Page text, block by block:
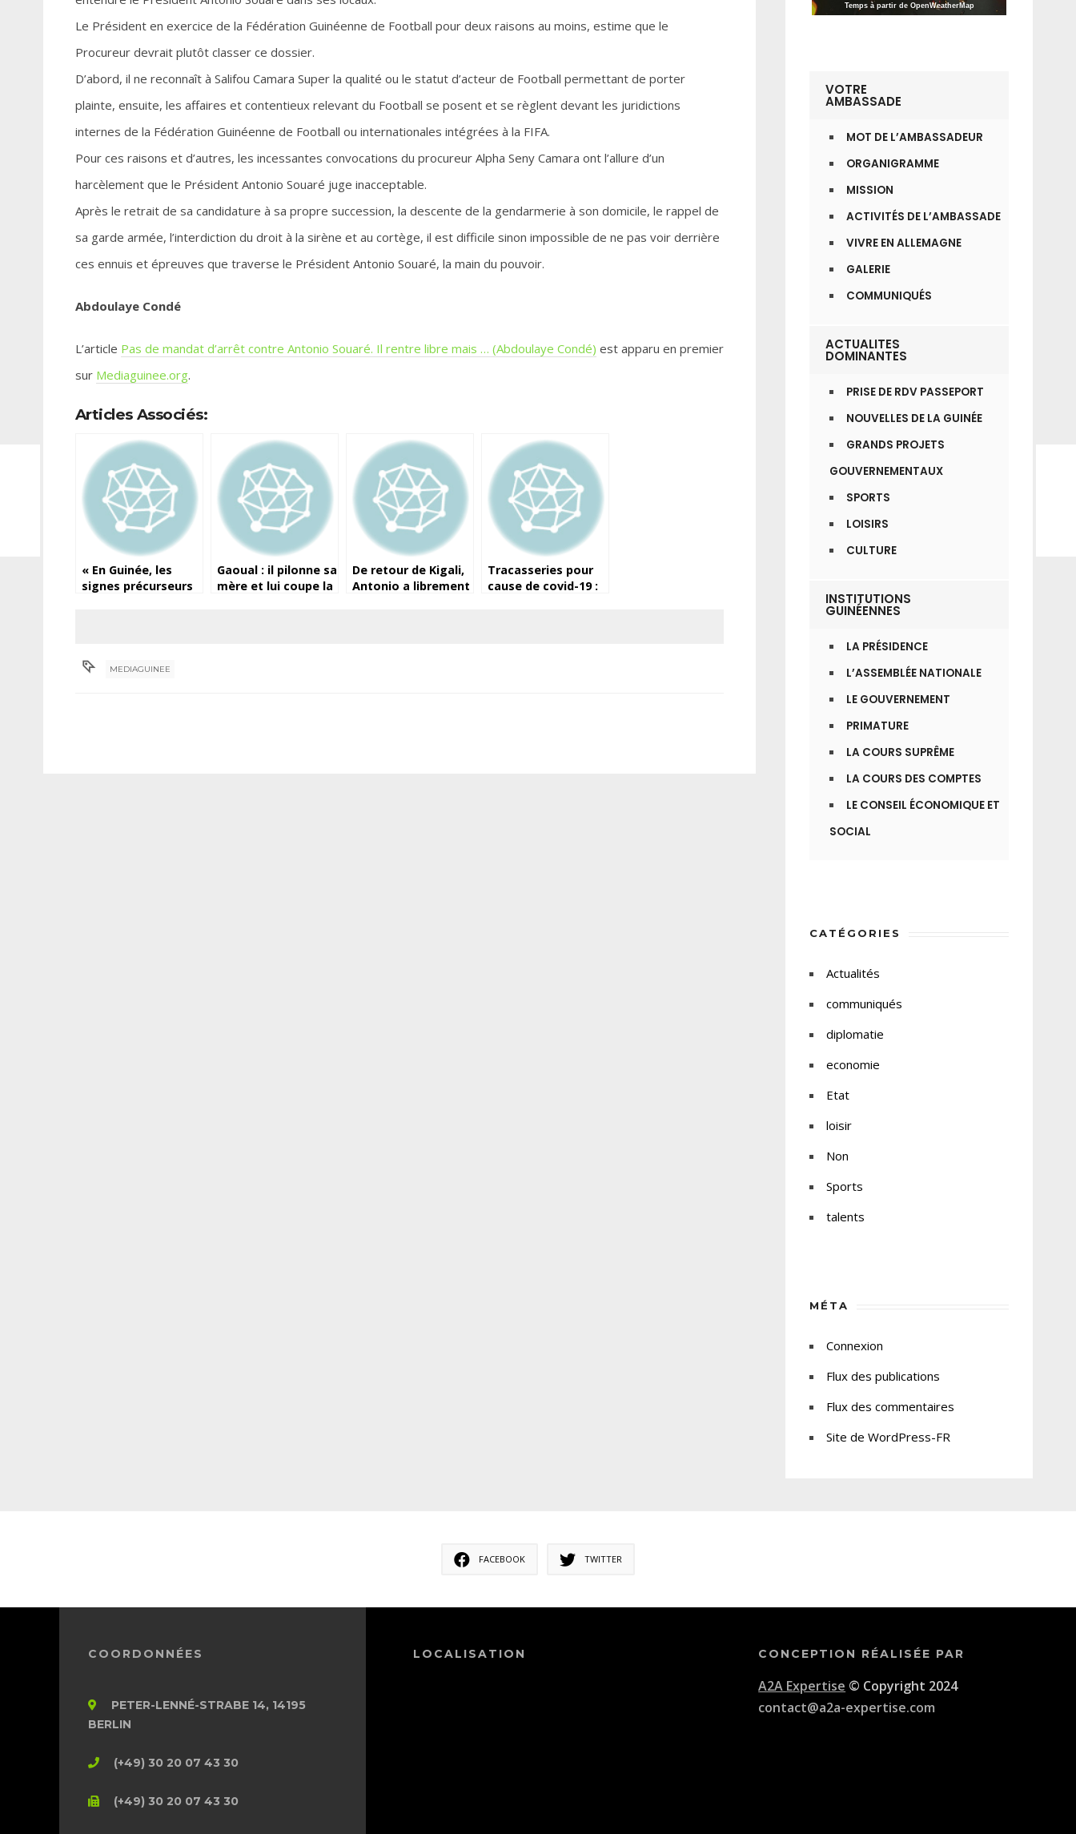
Le Président en exercice de la Fédération Guinéenne de Football pour deux raisons au moins, estime que le
Procureur devrait plutôt classer ce dossier.
D’abord, il ne reconnaît à Salifou Camara Super la qualité ou le statut d’acteur de Football permettant de porter
plainte, ensuite, les affaires et contentieux relevant du Football se posent et se règlent devant les juridictions
internes de la Fédération Guinéenne de Football ou internationales intégrées à la FIFA.
Pour ces raisons et d’autres, les incessantes convocations du procureur Alpha Seny Camara ont l’allure d’un
harcèlement que le Président Antonio Souaré juge inacceptable.
Après le retrait de sa candidature à sa propre succession, la descente de la gendarmerie à son domicile, le rappel de
sa garde armée, l’interdiction du droit à la sirène et au cortège, il est difficile sinon impossible de ne pas voir derrière
ces ennuis et épreuves que traverse le Président Antonio Souaré, la main du pouvoir.
Abdoulaye Condé
L’article Pas de mandat d’arrêt contre Antonio Souaré. Il rentre libre mais … (Abdoulaye Condé) est apparu en premier
sur Mediaguinee.org.
Articles Associés:
« En Guinée, les
signes précurseurs
Gaoual : il pilonne sa
mère et lui coupe la
De retour de Kigali,
Antonio a librement
Tracasseries pour
cause de covid-19 :
MEDIAGUINEE
Temps à partir de OpenWeatherMap
VOTRE
AMBASSADE
MOT DE L’AMBASSADEUR
ORGANIGRAMME
MISSION
ACTIVITÉS DE L’AMBASSADE
VIVRE EN ALLEMAGNE
GALERIE
COMMUNIQUÉS
ACTUALITES
DOMINANTES
PRISE DE RDV PASSEPORT
NOUVELLES DE LA GUINÉE
GRANDS PROJETS
GOUVERNEMENTAUX
SPORTS
LOISIRS
CULTURE
INSTITUTIONS
GUINÉENNES
LA PRÉSIDENCE
L’ASSEMBLÉE NATIONALE
LE GOUVERNEMENT
PRIMATURE
LA COURS SUPRÊME
LA COURS DES COMPTES
LE CONSEIL ÉCONOMIQUE ET
SOCIAL
CATÉGORIES
Actualités
communiqués
diplomatie
economie
Etat
loisir
Non
Sports
talents
MÉTA
Connexion
Flux des publications
Flux des commentaires
Site de WordPress-FR
FACEBOOK TWITTER
COORDONNÉES
PETER-LENNÉ-STRABE 14, 14195
BERLIN
(+49) 30 20 07 43 30
(+49) 30 20 07 43 30
LOCALISATION CONCEPTION RÉALISÉE PAR
A2A Expertise © Copyright 2024
contact@a2a-expertise.com